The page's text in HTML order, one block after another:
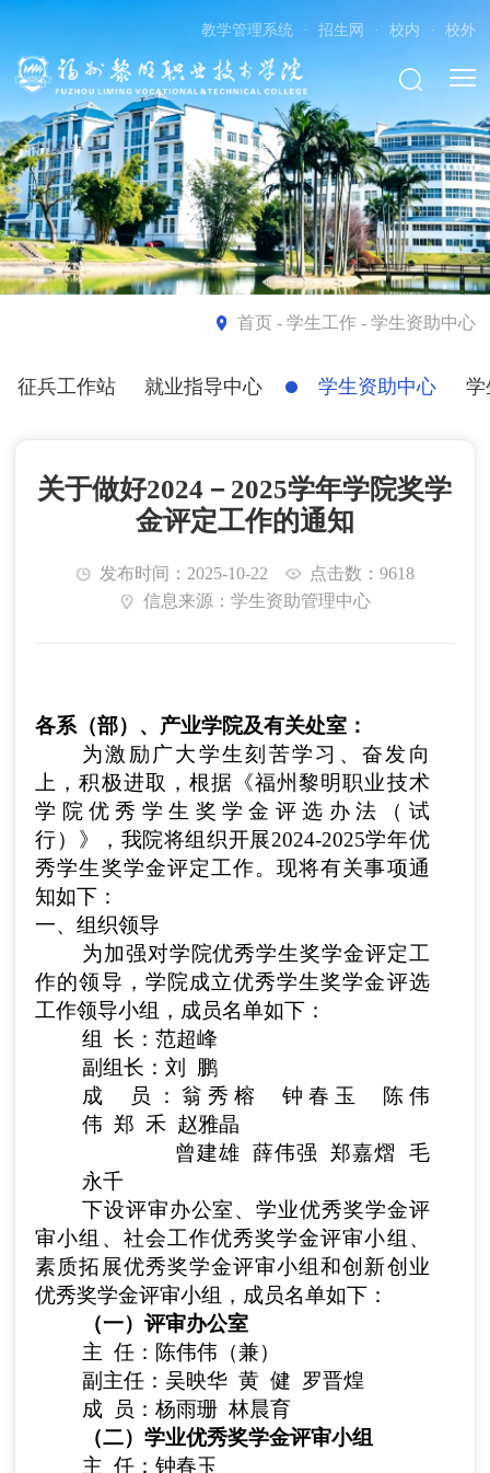
教学管理系统 · 招生网 · 校内 · 校外
首页- 学生工作 - 学生资助中心
征兵工作站 就业指导中心 学生资助中心 学
关于做好2024－2025学年学院奖学
金评定工作的通知
发布时间：2025-10-22
点击数：9618
信息来源：学生资助管理中心
各系（部）、产业学院及有关处室：
为激励广大学生刻苦学习、奋发向
上，积极进取，根据《福州黎明职业技术
学院优秀学生奖学金评选办法（试
行）》，我院将组织开展2024-2025学年优
秀学生奖学金评定工作。现将有关事项通
知如下：
一、组织领导
为加强对学院优秀学生奖学金评定工
作的领导，学院成立优秀学生奖学金评选
工作领导小组，成员名单如下：
组 长：范超峰
副组长：刘 鹏
成 员：翁秀榕 钟春玉 陈伟
伟 郑 禾 赵雅晶
曾建雄 薛伟强 郑嘉熠 毛
永千
下设评审办公室、学业优秀奖学金评
审小组、社会工作优秀奖学金评审小组、
素质拓展优秀奖学金评审小组和创新创业
优秀奖学金评审小组，成员名单如下：
（一）评审办公室
主 任：陈伟伟（兼）
副主任：吴映华 黄 健 罗晋煌
成 员：杨雨珊 林晨育
（二）学业优秀奖学金评审小组
主 任：钟春玉